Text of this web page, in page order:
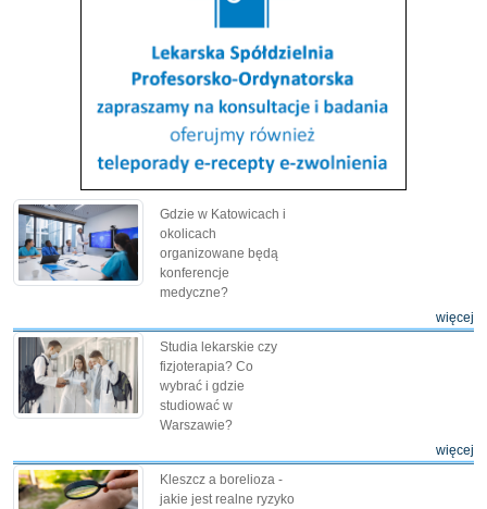
Gdzie w Katowicach i
okolicach
organizowane będą
konferencje
medyczne?
więcej
Studia lekarskie czy
fizjoterapia? Co
wybrać i gdzie
studiować w
Warszawie?
więcej
Kleszcz a borelioza -
jakie jest realne ryzyko